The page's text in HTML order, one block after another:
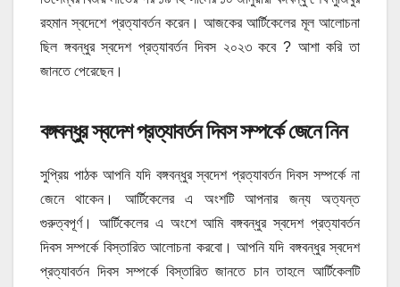
রহমান স্বদেশে প্রত্যাবর্তন করেন। আজকের আর্টিকেলের মূল আলোচনা
ছিল ঙ্গবন্ধুর স্বদেশ প্রত্যাবর্তন দিবস ২০২৩ কবে ? আশা করি তা
জানতে পেরেছেন।
বঙ্গবন্ধুর স্বদেশ প্রত্যাবর্তন দিবস সম্পর্কে জেনে নিন
সুপ্রিয় পাঠক আপনি যদি বঙ্গবন্ধুর স্বদেশ প্রত্যাবর্তন দিবস সম্পর্কে না
জেনে থাকেন। আর্টিকেলের এ অংশটি আপনার জন্য অত্যন্ত
গুরুত্বপূর্ণ। আর্টিকেলের এ অংশে আমি বঙ্গবন্ধুর স্বদেশ প্রত্যাবর্তন
দিবস সম্পর্কে বিস্তারিত আলোচনা করবো। আপনি যদি বঙ্গবন্ধুর স্বদেশ
প্রত্যাবর্তন দিবস সম্পর্কে বিস্তারিত জানতে চান তাহলে আর্টিকেলটি